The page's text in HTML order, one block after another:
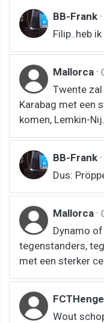
BB-Frank ·
Filip..heb
Mallorca ·
Twente
Karabag met een
komen, Lemkin-
BB-Frank ·
Dus:
Mallorca ·
Dynamo
tegenstanders,
met een sterker
Wout